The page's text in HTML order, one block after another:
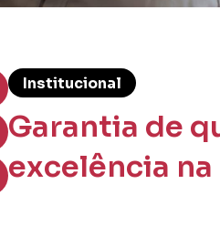
Institucional
Garantia de
excelência